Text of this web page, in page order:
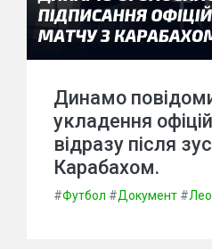
Динамо
укладення
відразу після
Карабахом.
#Футбол #Документ #